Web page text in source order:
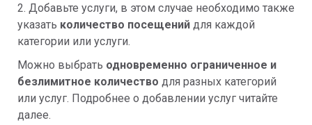
2. Добавьте услуги, в этом случае необходимо также
указать количество посещений для каждой
категории или услуги.
Можно выбрать одновременно ограниченное и
безлимитное количество для разных категорий
или услуг. Подробнее о добавлении услуг читайте
далее.